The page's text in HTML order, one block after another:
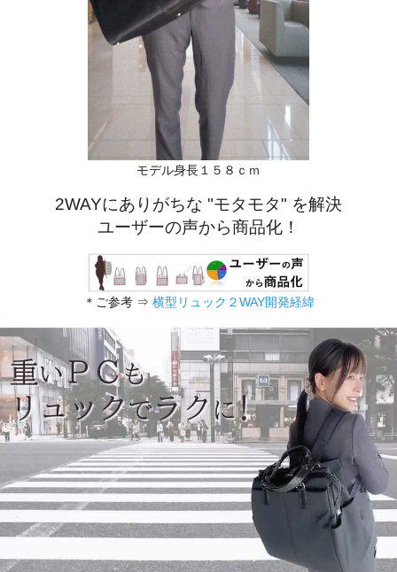
モデル身長１５８ｃｍ
2WAYにありがちな "モタモタ" を解決
ユーザーの声から商品化！
＊ご参考 ⇒ 横型リュック２WAY開発経緯